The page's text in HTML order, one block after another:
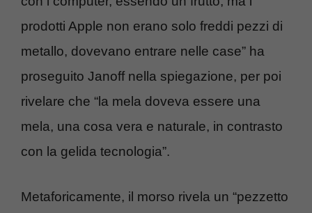
prodotti Apple non erano solo freddi pezzi di
metallo, dovevano entrare nelle case” ha
proseguito Janoff nella spiegazione, per poi
rivelare che “la mela doveva essere una
mela, una cosa vera e naturale, in contrasto
con la gelida tecnologia”.
Metaforicamente, il morso rivela un “pezzetto